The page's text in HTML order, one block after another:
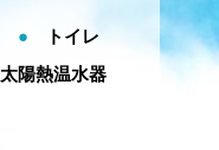
トイレ
太陽熱温水器